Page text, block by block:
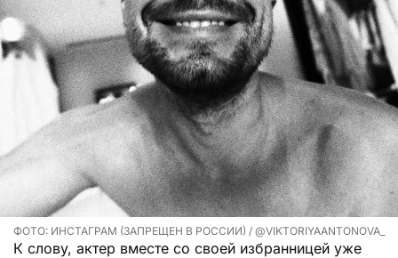
ФОТО: ИНСТАГРАМ (ЗАПРЕЩЕН В РОССИИ) / @VIKTORIYAANTONOVA_
К слову, актер вместе со своей избранницей уже